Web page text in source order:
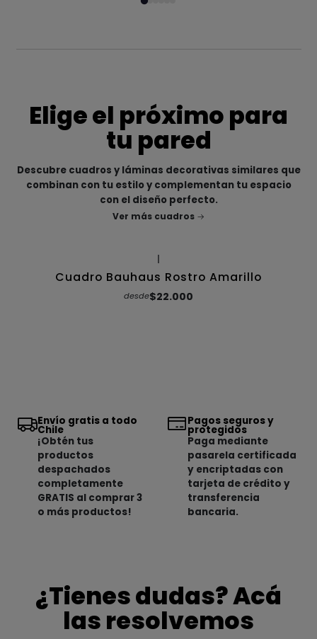
Elige el próximo para
tu pared
Descubre cuadros y láminas decorativas similares que
combinan con tu estilo y complementan tu espacio
con el diseño perfecto.
Ver más cuadros
Cuadro Bauhaus Rostro Amarillo
desde$22.000
Envío gratis a todo
Chile
¡Obtén tus
productos
despachados
completamente
GRATIS al comprar 3
o más productos!
Pagos seguros y
protegidos
Paga mediante
pasarela certificada
y encriptadas con
tarjeta de crédito y
transferencia
bancaria.
¿Tienes dudas? Acá
las resolvemos